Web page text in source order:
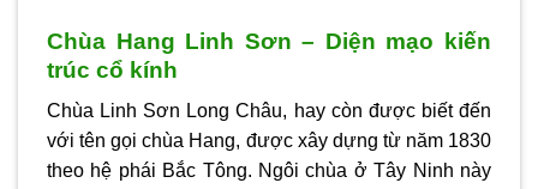
Chùa Hang Linh Sơn – Diện mạo kiến
trúc cổ kính
Chùa Linh Sơn Long Châu, hay còn được biết đến
với tên gọi chùa Hang, được xây dựng từ năm 1830
theo hệ phái Bắc Tông. Ngôi chùa ở Tây Ninh này